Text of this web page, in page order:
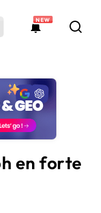
NEW
en forte